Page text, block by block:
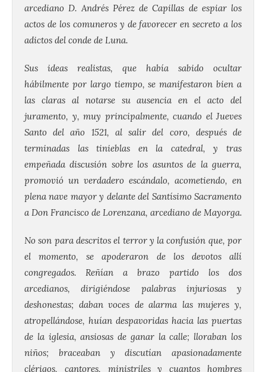
arcediano D. Andrés Pérez de Capillas de espiar los
actos de los comuneros y de favorecer en secreto a los
adictos del conde de Luna.
Sus ideas realistas, que había sabido ocultar
hábilmente por largo tiempo, se manifestaron bien a
las claras al notarse su ausencia en el acto del
juramento, y, muy principalmente, cuando el Jueves
Santo del año 1521, al salir del coro, después de
terminadas las tinieblas en la catedral, y tras
empeñada discusión sobre los asuntos de la guerra,
promovió un verdadero escándalo, acometiendo, en
plena nave mayor y delante del Santísimo Sacramento
a Don Francisco de Lorenzana, arcediano de Mayorga.
No son para descritos el terror y la confusión que, por
el momento, se apoderaron de los devotos allí
congregados. Reñían a brazo partido los dos
arcedianos, dirigiéndose palabras injuriosas y
deshonestas; daban voces de alarma las mujeres y,
atropellándose, huían despavoridas hacia las puertas
de la iglesia, ansiosas de ganar la calle; lloraban los
niños; braceaban y discutían apasionadamente
clérigos, cantores, ministriles y cuantos hombres